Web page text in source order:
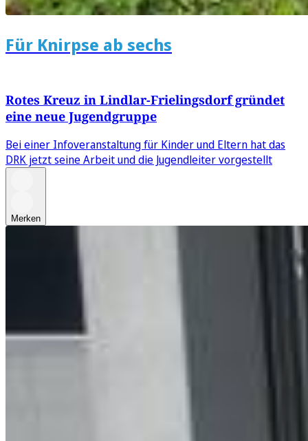
Für Knirpse ab sechs
Rotes Kreuz in Lindlar-Frielingsdorf gründet
eine neue Jugendgruppe
Bei einer Infoveranstaltung für Kinder und Eltern hat das
DRK jetzt seine Arbeit und die Jugendleiter vorgestellt
Merken